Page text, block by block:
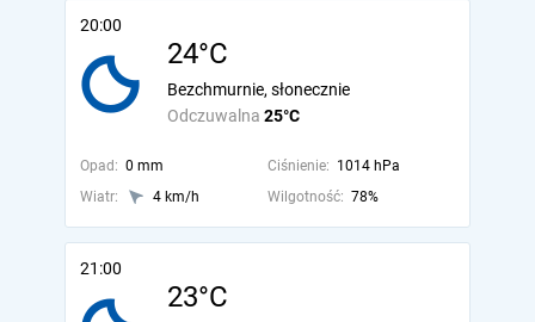
20:00
24°C
Odczuwalna 25°C
Bezchmurnie, słonecznie
Opad: 0 mm Ciśnienie: 1014 hPa
Wiatr:
4 km/h Wilgotność: 78%
21:00
23°C